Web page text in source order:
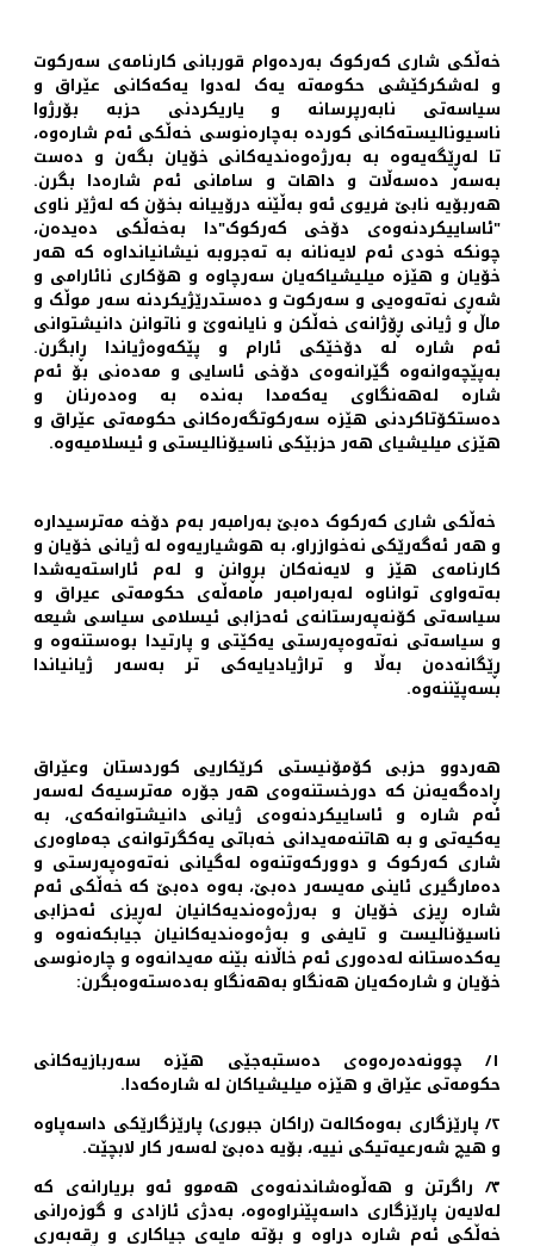
خه‌ڵکی شاری که‌رکوک به‌رده‌وام قوربانی کارنامه‌ی سه‌رکوت
و له‌شکرکێشی حکومه‌ته‌ یه‌ک له‌دوا یه‌که‌کانی عێراق و
سیاسه‌تی نابه‌رپرسانه‌ و یاریکردنی حزبه‌ بۆرژوا
ناسیونالیسته‌کانی کورده‌ به‌چاره‌نوسی خه‌ڵکی ئه‌م شاره‌وه‌،
تا له‌ڕێگه‌یه‌وه‌ به ‌به‌رژه‌وه‌ندیه‌کانی خۆیان بگه‌ن و ده‌ست
به‌سه‌ر ده‌سه‌ڵات و داهات و سامانی ئه‌م شاره‌دا بگرن.
هه‌ربۆیه‌ نابێ فریوی ئه‌و بەڵێنه‌ درۆییانه‌ بخۆن که ‌له‌ژێر ناوی
"ئاساییکردنه‌وه‌ی دۆخی که‌رکوک"دا به‌خه‌ڵکی ده‌یده‌ن،
چونکه‌ خودی ئه‌م لایه‌نانه‌ ‌به ‌ته‌جروبه‌ نیشانیانداوه‌ که‌ هه‌ر
خۆیان و هێزە میلیشیاکەیان سه‌رچاوه‌ و هۆکاری نائارامی و
شه‌ڕی نەتەوەیی و سه‌رکوت و دەستدرێژیکردنه‌ سه‌ر موڵک و
ماڵ و ژیانی ڕۆژانه‌ی خه‌ڵکن و نایانه‌وێ و ناتوانن دانیشتوانی
ئه‌م شاره‌ له ‌دۆخێکی ئارام و پێکه‌وه‌ژیاندا ڕابگرن.
به‌پێچه‌وانه‌وه‌ گێرانه‌وه‌ی دۆخی ئاسایی و مه‌ده‌نی بۆ ئه‌م
‌شاره‌ له‌هه‌نگاوی یه‌که‌مدا بەندە بە وه‌ده‌رنان و
ده‌ستکۆتاکردنی هێزه‌ سه‌رکوتگه‌ره‌کانی حکومه‌تی عێراق و
هێزی میلیشیای هه‌ر حزبێکی ناسیۆنالیستی و ئیسلامیەوە.
خه‌ڵکی شاری که‌رکوک ده‌بێ به‌رامبه‌ر به‌م دۆخه‌ مه‌ترسیداره
‌و هه‌ر ئه‌گه‌رێکی نه‌خوازراو، به‌ هوشیاریه‌وه‌ له‌ ژیانی خۆیان و
کارنامه‌ی هێز و لایه‌نه‌کان بڕوانن و ‌له‌م ئاراستەیەشدا
به‌ته‌واوی تواناوه‌ لەبەرامبەر مامه‌ڵه‌ی حکو‌مه‌تی عیراق و
سیاسەتی کۆنەپەرستانەی ئەحزابی ئیسلامی سیاسی شیعە
و سیاسەتی نەتەوەپەرستی یەکێتی و پارتیدا بوەستنەوە و
ڕێگانه‌ده‌ن به‌ڵا و تراژیادیایه‌کی تر به‌سه‌ر ژیانیاندا
بسه‌پێننه‌وه‌.
هەردوو حزبی کۆمۆنیستی کرێکاریی کوردستان وعێراق
ڕاده‌گه‌یه‌نن که ‌دورخستنه‌وه‌ی هه‌ر جۆره‌ مه‌ترسیه‌ک له‌سه‌ر
ئه‌م شاره و ئاساییکردنه‌وه‌ی ژیانی دانیشتوانه‌که‌ی، به‌
یه‌کیه‌تی و به‌ هاتنه‌مه‌یدانی خه‌باتی یه‌کگرتوانه‌ی جەماوەری
شاری کەرکوک و دوورکه‌وتنه‌وه‌ له‌گیانی نه‌ته‌وه‌په‌رستی و
ده‌مارگیری ئاینی مه‌یسه‌ر ده‌بێ، به‌وه‌ ده‌بێ که‌ خه‌ڵکی ئه‌م
شاره‌ ڕیزی خۆیان و به‌رژه‌وه‌ندیه‌کانیان له‌‌ڕیزی ئه‌حزابی
ناسیۆنالیست و تایفی و به‌ژه‌وه‌ندیه‌کانیان جیابکه‌نه‌وه‌ و
یه‌کده‌ستانه‌ له‌ده‌وری ئه‌م خاڵانه‌‌ بێنه ‌مه‌یدانه‌وه‌ و چاره‌نوسی
خۆیان و شاره‌که‌یان هه‌نگاو به‌هه‌نگاو به‌ده‌سته‌وه‌بگرن:
١/ چوونەدەرەوه‌ی دەستبەجێی هێزە سەربازیەکانی
حکومەتی عێراق و هێزە میلیشیاکان لە شارەکەدا.
٢/ پارێزگاری به‌وه‌کاله‌ت (راکان جبوری) پارێزگارێکی داسه‌پاوه‌
و هیچ شه‌رعیه‌تیکی نییه‌، بۆیه‌ ده‌بێ له‌سه‌ر کار لابچێت.
٣/ راگرتن و هەڵوەشاندنەوەی هه‌موو ئه‌و بریارانه‌ی که
‌له‌لایه‌ن پارێزگاری داسه‌پێنراوه‌وه‌، به‌دژی ئازادی و گوزه‌رانی
‌خه‌ڵکی ئه‌م شاره‌ دراوه‌ و بۆته‌ مایه‌ی جیاکاری و ڕقەبه‌ری